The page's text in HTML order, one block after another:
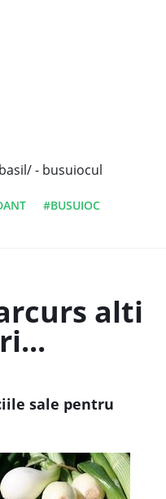
- busuiocul
#BUSUIOC
alti
sale pentru